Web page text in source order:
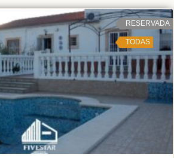
RESERVADA
TODAS